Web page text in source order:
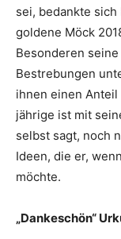
sei, bedankte
goldene Möck
Besonderen
Bestrebungen
ihnen einen
jährige ist mit
selbst sagt, noch
Ideen, die er,
möchte.
„Dankeschön“